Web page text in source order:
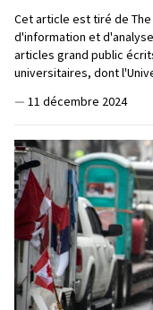
Cet article est tiré de
d'information et
articles grand public
universitaires, dont
— 11 décembre 2024